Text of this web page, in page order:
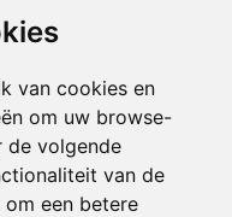
van cookies en
om uw browse-
de volgende
van de
om een betere